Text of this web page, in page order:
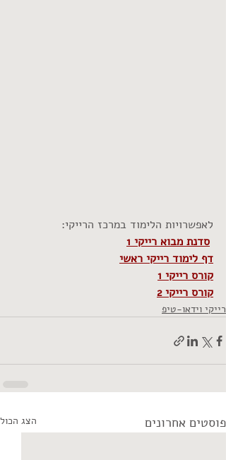
לאפשרויות הלימוד במרכז הרייקי:
סדנת מבוא רייקי 1
דף לימוד רייקי ראשי
קורס רייקי
קורס רייקי 2
רייקי וידאו-טיפ
פוסטים אחרונים הצג הכול